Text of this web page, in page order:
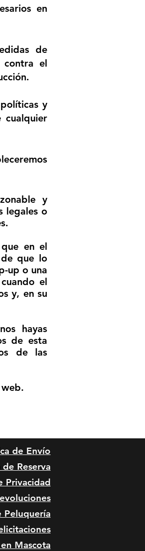
en
de
contra el
y
cualquier
y
legales o
en el
que lo
up o una
el
y, en su
hayas
de esta
de las
de Envío
Reserva
Privacidad
Peluquería
Mascota